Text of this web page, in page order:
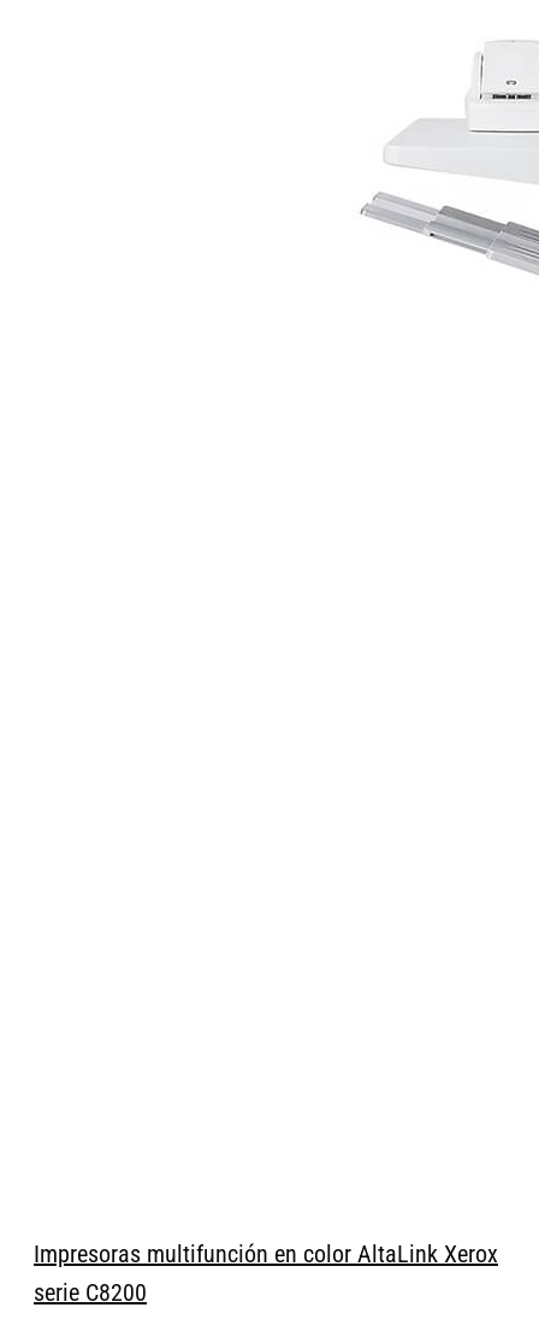
Impresoras multifunción en color AltaLink Xerox
serie C8200